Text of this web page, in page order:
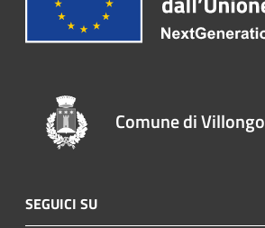
Comune di Villongo
SEGUICI SU